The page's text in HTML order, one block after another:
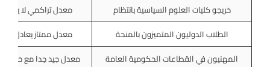
خريجو كليات العلوم السياسية بانتظام
معدل تراكمي لا يقل
الطلاب الدوليون المتميزون بالمنحة
معدل ممتاز يعادل
المهنيون في القطاعات الحكومية العامة
معدل جيد جدا مع خبرة